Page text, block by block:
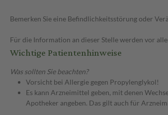
Bemerken Sie eine Befindlichkeitsstörung oder
Für die Information an dieser Stelle werden vor
Wichtige Patientenhinweise
Was sollten Sie beachten?
Vorsicht bei Allergie gegen Propylenglykol!
Es kann Arzneimittel geben, mit denen
Apotheker angeben. Das gilt auch für